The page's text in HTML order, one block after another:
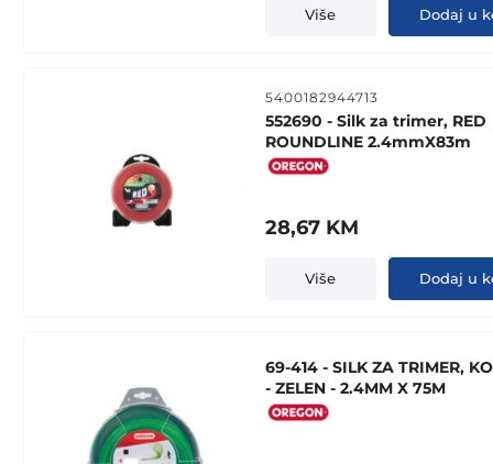
Više Dodaj u
5400182944713
552690 - Silk za trimer, RED
ROUNDLINE 2.4mmX83m
28,67 KM
Više Dodaj u
69-414 - SILK ZA TRIMER,
- ZELEN - 2.4MM X 75M